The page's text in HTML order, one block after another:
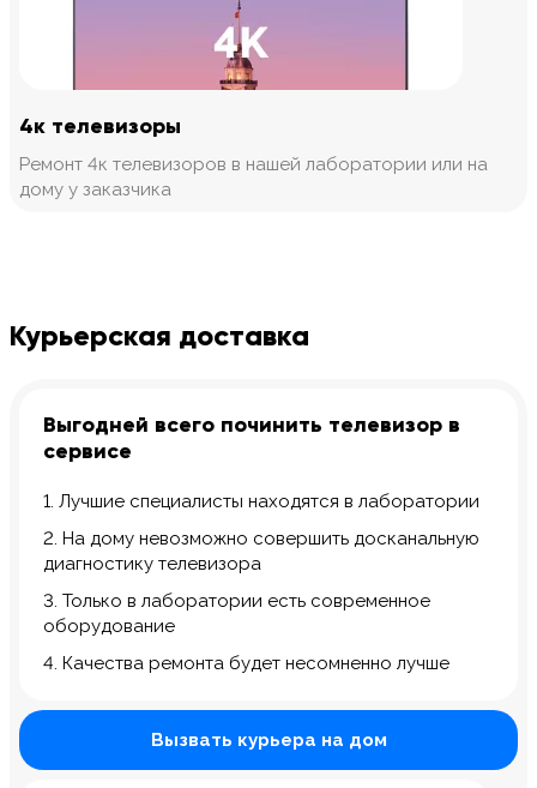
4к телевизоры
Ремонт 4к телевизоров в нашей лаборатории или на
дому у заказчика
Курьерская доставка
Выгодней всего починить телевизор в
сервисе
1. Лучшие специалисты находятся в лаборатории
2. На дому невозможно совершить досканальную
диагностику телевизора
3. Только в лаборатории есть современное
оборудование
4. Качества ремонта будет несомненно лучше
Вызвать курьера на дом